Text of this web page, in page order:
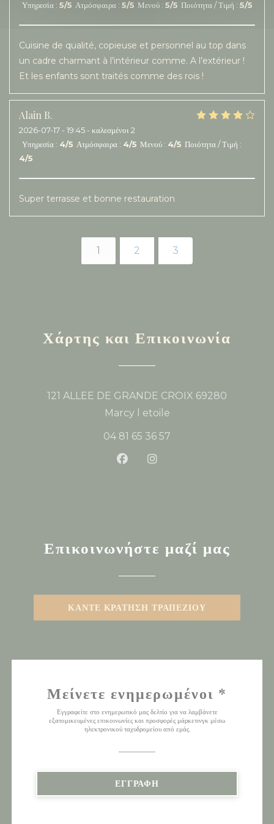
Υπηρεσία : 5/5 Ατμόσφαιρα : 5/5 Μενού : 5/5 Ποιότητα / Τιμή : 5/5
Cuisine de qualité, copieuse et personnel au top dans
un cadre charmant à l’intérieur comme. A l’extérieur !
Et les enfants sont traités comme des rois !
Alain B
2026-07-17 - 19:45 - καλεσμένοι 2
Υπηρεσία : 4/5 Ατμόσφαιρα : 4/5 Μενού : 4/5 Ποιότητα / Τιμή :
4/5
Super terrasse et bonne restauration
1 2 3
Χάρτης και Επικοινωνία
121 ALLEE DE GRANDE CROIX 69280
Marcy l etoile((ανοίγει σε νέο
04 81 65 36 57
Facebook ((ανοίγει σε νέο
Instagram ((ανοίγει σε
Επικοινωνήστε μαζί μας
ΚΆΝΤΕ ΚΡΆΤΗΣΗ ΤΡΑΠΕΖΙΟΎ
Μείνετε ενημερωμένοι *
Εγγραφείτε στο ενημερωτικό μας δελτίο για να λαμβάνετε
εξατομικευμένες επικοινωνίες και προσφορές μάρκετινγκ μέσω
ηλεκτρονικού ταχυδρομείου από εμάς.
ΕΓΓΡΑΦΉ